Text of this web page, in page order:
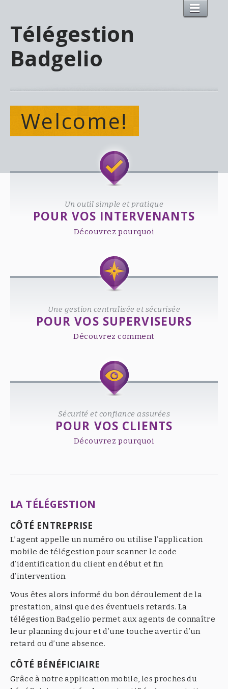
Télégestion
Badgelio
Welcome!
Un outil simple et pratique
POUR VOS INTERVENANTS
Découvrez pourquoi
Une gestion centralisée et sécurisée
POUR VOS SUPERVISEURS
Découvrez comment
Sécurité et confiance assurées
POUR VOS CLIENTS
Découvrez pourquoi
LA TÉLÉGESTION
CÔTÉ ENTREPRISE
L’agent appelle un numéro ou utilise l’application
mobile de télégestion pour scanner le code
d’identification du client en début et fin
d’intervention.
Vous êtes alors informé du bon déroulement de la
prestation, ainsi que des éventuels retards. La
télégestion Badgelio permet aux agents de connaître
leur planning du jour et d’une touche avertir d’un
retard ou d’une absence.
CÔTÉ BÉNÉFICIAIRE
Grâce à notre application mobile, les proches du